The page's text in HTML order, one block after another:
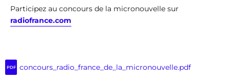
Participez au concours de la micronouvelle sur
radiofrance.com
PDF concours_radio_france_de_la_micronouvelle.pdf